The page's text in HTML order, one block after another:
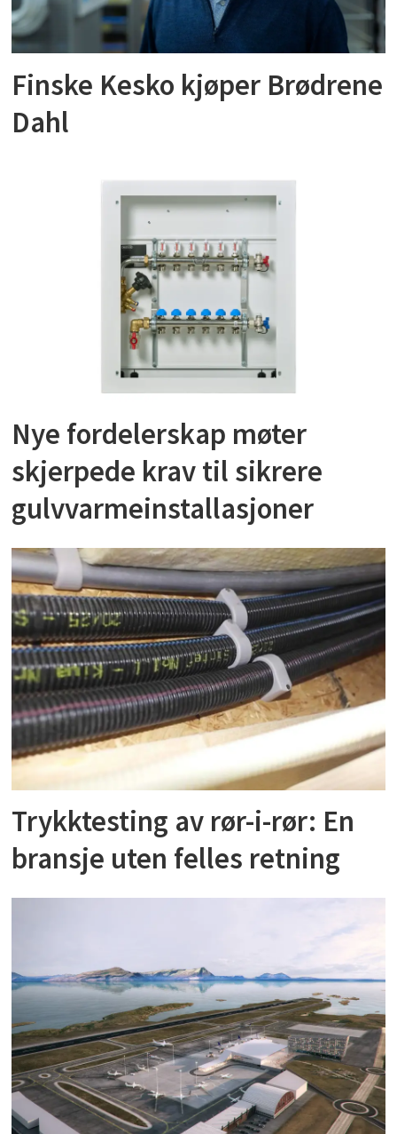
Finske Kesko kjøper Brødrene
Dahl
Nye fordelerskap møter
skjerpede krav til sikrere
gulvvarmeinstallasjoner
Trykktesting av rør-i-rør: En
bransje uten felles retning